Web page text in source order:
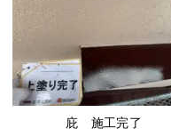
庇 施工完了